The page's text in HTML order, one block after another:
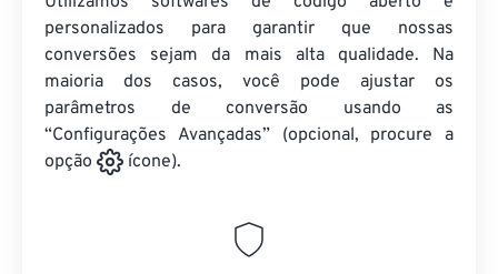
personalizados para garantir que nossas
conversões sejam da mais alta qualidade. Na
maioria dos casos, você pode ajustar os
parâmetros de conversão usando as
“Configurações Avançadas” (opcional, procure a
opção
ícone).